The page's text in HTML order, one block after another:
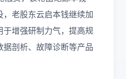
老股东云启本钱继续加
于增强研制力气，提高规
剖析、故障诊断等产品